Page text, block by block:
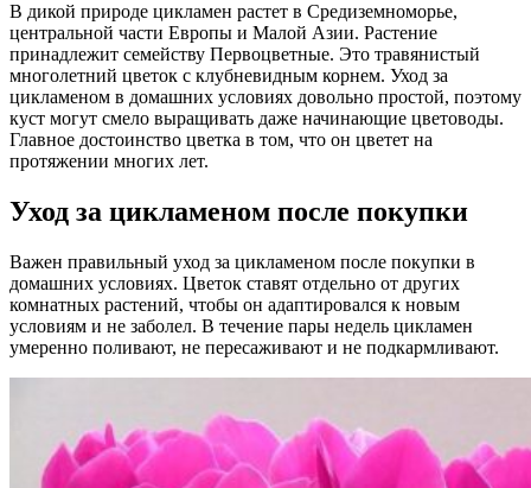
В дикой природе цикламен растет в Средиземноморье,
центральной части Европы и Малой Азии. Растение
принадлежит семейству Первоцветные. Это травянистый
многолетний цветок с клубневидным корнем. Уход за
цикламеном в домашних условиях довольно простой, поэтому
куст могут смело выращивать даже начинающие цветоводы.
Главное достоинство цветка в том, что он цветет на
протяжении многих лет.
Уход за цикламеном после покупки
Важен правильный уход за цикламеном после покупки в
домашних условиях. Цветок ставят отдельно от других
комнатных растений, чтобы он адаптировался к новым
условиям и не заболел. В течение пары недель цикламен
умеренно поливают, не пересаживают и не подкармливают.